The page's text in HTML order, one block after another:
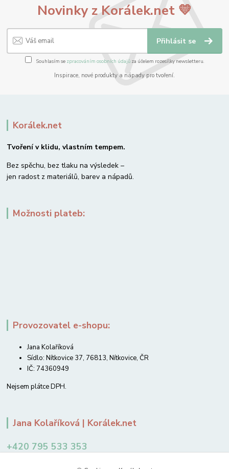
Novinky z Korálek.net 💛
Přihlásit se
Souhlasím se zpracováním osobních údajůza účelem rozesílky newsletteru.
Inspirace, nové produkty a nápady pro tvoření.
Korálek.net
Tvoření v klidu, vlastním tempem.
Bez spěchu, bez tlaku na výsledek –
jen radost z materiálů, barev a nápadů.
Možnosti plateb:
Provozovatel e-shopu:
Jana Kolaříková
Sídlo: Nítkovice 37, 76813, Nítkovice, ČR
IČ: 74360949
Nejsem plátce DPH.
Jana Kolaříková | Korálek.net
+420 795 533 353